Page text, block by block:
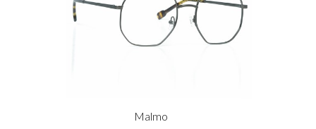
Malmo